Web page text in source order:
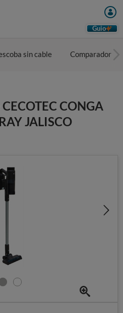
Guio
sin cable Comparador
CONGA
JALISCO